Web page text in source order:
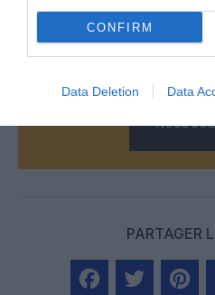
CONFIRM
Data Deletion Data
Vous avez
NOUS
PARTAGER